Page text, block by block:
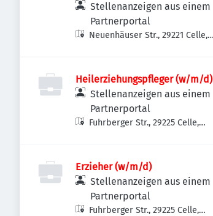
Stellenanzeigen aus einem
Partnerportal
Neuenhäuser Str., 29221 Celle,
Heilerziehungspfleger (w/m/d)
Stellenanzeigen aus einem
Partnerportal
Fuhrberger Str., 29225 Celle,
Erzieher (w/m/d)
Stellenanzeigen aus einem
Partnerportal
Fuhrberger Str., 29225 Celle,